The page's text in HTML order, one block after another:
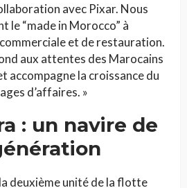
avec Pixar. Nous
le “made in Morocco” à
et de restauration.
aux attentes des Marocains
accompagne la croissance du
d’affaires. »
: un navire de
deuxième unité de la flotte